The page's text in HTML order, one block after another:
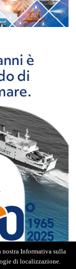
nostra Informativa sulla
di localizzazione.